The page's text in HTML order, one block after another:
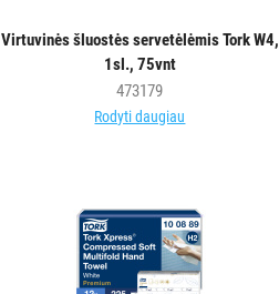
Virtuvinės šluostės servetėlėmis Tork W4,
1sl., 75vnt
473179
Rodyti daugiau